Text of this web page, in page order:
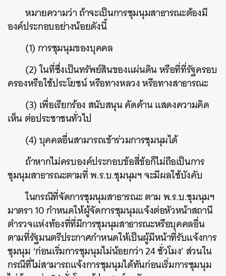
หมายความว่า ถ้าจะเป็นการชุมนุมสาธารณะต้องมี
องค์ประกอบอย่างน้อยดังนี้
(1) การชุมนุมของบุคคล
(2) ในที่ซึ่งเป็นทรัพย์สินของแผ่นดิน หรือที่ที่รัฐครอบ
ครองหรือใช้ประโยชน์ หรือทางหลวง หรือทางสาธารณะ
(3) เพื่อเรียกร้อง สนับสนุน คัดค้าน แสดงความคิด
เห็น ต่อประชาชนทั่วไป
(4) บุคคลอื่นสามารถเข้าร่วมการชุมนุมได้
ถ้าหากไม่ครบองค์ประกอบข้อสี่ข้อก็ไม่ถือเป็นการ
ชุมนุมสาธารณะตามที่ พ.ร.บ.ชุมนุมฯ จะมีผลใช้บังคับ
ในกรณีที่จัดการชุมนุมสาธารณะ ตาม พ.ร.บ.ชุมนุมฯ
มาตรา 10 กำหนดให้ผู้จัดการชุมนุมแจ้งต่อหัวหน้าสถานี
ตำรวจแห่งท้องที่ที่มีการชุมนุมสาธารณะหรือบุคคลอื่น
ตามที่รัฐมนตรีประกาศกำหนดให้เป็นผู้มีหน้าที่รับแจ้งการ
ชุมนุม ‘ก่อนเริ่มการชุมนุมไม่น้อยกว่า 24 ชั่วโมง’ ส่วนใน
กรณีที่ไม่สามารถแจ้งการชุมนุมได้ทันก่อนเริ่มการชุมนุม